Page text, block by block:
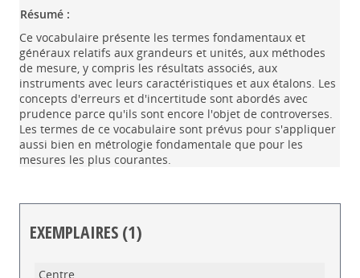
Résumé :
Ce vocabulaire présente les termes fondamentaux et
généraux relatifs aux grandeurs et unités, aux méthodes
de mesure, y compris les résultats associés, aux
instruments avec leurs caractéristiques et aux étalons. Les
concepts d'erreurs et d'incertitude sont abordés avec
prudence parce qu'ils sont encore l'objet de controverses.
Les termes de ce vocabulaire sont prévus pour s'appliquer
aussi bien en métrologie fondamentale que pour les
mesures les plus courantes.
EXEMPLAIRES (1)